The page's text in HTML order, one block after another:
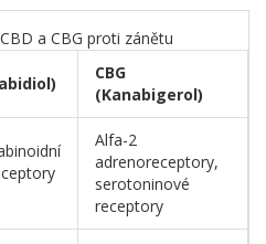
a CBG proti zánětu
CBG
(Kanabigerol)
Alfa-2
adrenoreceptory,
serotoninové
receptory